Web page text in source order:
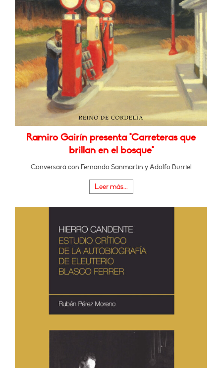
Ramiro Gairín presenta "Carreteras que
brillan en el bosque"
Conversará con Fernando Sanmartín y Adolfo Burriel
Leer más...